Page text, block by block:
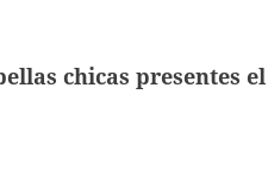
chicas presentes